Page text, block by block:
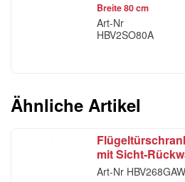
Breite 80 cm
Art-Nr
HBV2SO80A
Ähnliche Artikel
mit Sicht-
215,6 cm,
Art-Nr